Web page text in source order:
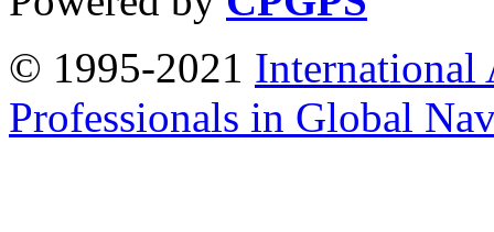
© 1995-2021 International
Professionals in Global